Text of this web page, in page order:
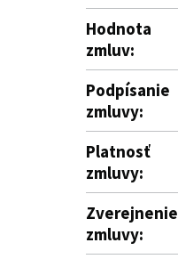
Hodnota
zmluv:
Podpísanie
zmluvy:
Platnosť
zmluvy:
Zverejnenie
zmluvy: